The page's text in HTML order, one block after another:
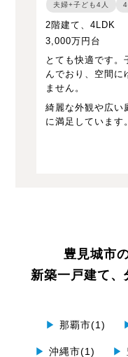
夫婦+子ども4人
2階建て、4LDK
3,000万円台
とても快適です。
んでおり、空間に
ません。
綺麗な外観や広い
に満足しています。
豊見城市
新築一戸建て、
▶ 那覇市(1)
▶ 沖縄市(1) ▶